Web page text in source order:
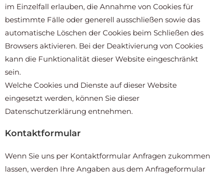
im Einzelfall erlauben, die Annahme von Cookies für
bestimmte Fälle oder generell ausschließen sowie das
automatische Löschen der Cookies beim Schließen des
Browsers aktivieren. Bei der Deaktivierung von Cookies
kann die Funktionalität dieser Website eingeschränkt
sein.
Welche Cookies und Dienste auf dieser Website
eingesetzt werden, können Sie dieser
Datenschutzerklärung entnehmen.
Kontaktformular
Wenn Sie uns per Kontaktformular Anfragen zukommen
lassen, werden Ihre Angaben aus dem Anfrageformular